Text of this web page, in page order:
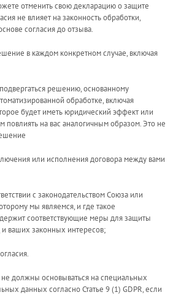
отменить свою декларацию о защите
не влияет на законность обработки,
согласия до отзыва.
в каждом конкретном случае, включая
решению, основанному
обработке, включая
будет иметь юридический эффект или
повлиять на вас аналогичным образом. Это не
или исполнения договора между вами
с законодательством Союза или
мы являемся, и где такое
соответствующие меры для защиты
ваших законных интересов;
должны основываться на специальных
данных согласно Статье 9 (1) GDPR, если